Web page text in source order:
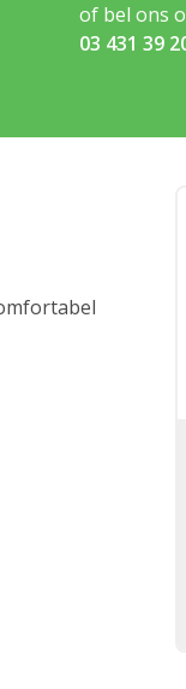
of bel ons
03 431 39